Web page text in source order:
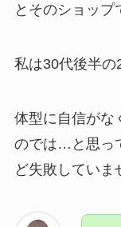
とそのショップ
私は30代後半の
体型に自信がな
のでは…と思っ
ど失敗していま